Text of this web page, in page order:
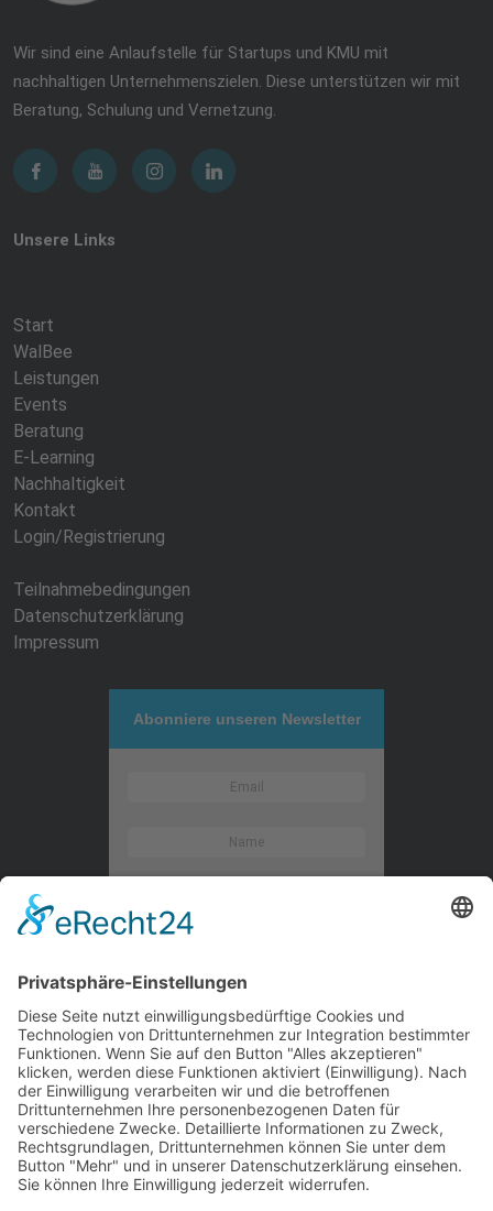
Wir sind eine Anlaufstelle für Startups und KMU mit
nachhaltigen Unternehmenszielen. Diese unterstützen wir mit
Beratung, Schulung und Vernetzung.
Unsere Links
Start
WalBee
Leistungen
Events
Beratung
E-Learning
Nachhaltigkeit
Kontakt
Login/Registrierung
Teilnahmebedingungen
Datenschutzerklärung
Impressum
Abonniere unseren Newsletter
Kontaktieren Sie uns
WalBee
Bizzmade GmbH
Gießereistraße 29
83022 Rosenheim
Tel.:+49 8031 282 09 50